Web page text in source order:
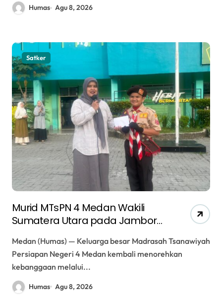
Humas Agu 8, 2026
Satker
Murid MTsPN 4 Medan Wakili
Sumatera Utara pada Jambore
Jakarta
Medan (Humas) — Keluarga besar Madrasah Tsanawiyah
Persiapan Negeri 4 Medan kembali menorehkan
kebanggaan melalui...
Humas Agu 8, 2026